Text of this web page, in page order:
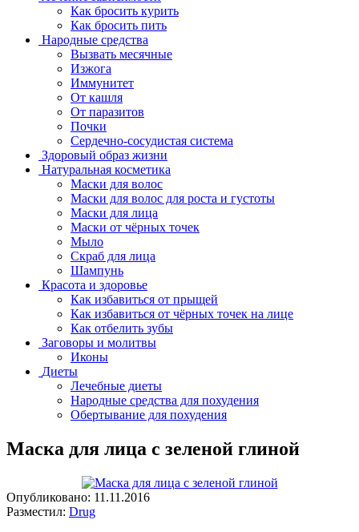
Как бросить курить
Как бросить пить
Народные средства
Вызвать месячные
Изжога
Иммунитет
От кашля
От паразитов
Почки
Сердечно-сосудистая система
Здоровый образ жизни
Натуральная косметика
Маски для волос
Маски для волос для роста и густоты
Маски для лица
Маски от чёрных точек
Мыло
Скраб для лица
Шампунь
Красота и здоровье
Как избавиться от прыщей
Как избавиться от чёрных точек на лице
Как отбелить зубы
Заговоры и молитвы
Иконы
Диеты
Лечебные диеты
Народные средства для похудения
Обертывание для похудения
Маска для лица с зеленой глиной
Опубликовано: 11.11.2016
Разместил: Drug